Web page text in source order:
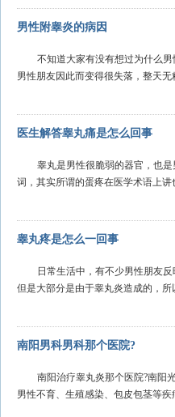
男性附睾炎的病因
不知道大家有没有想过为什么
男性朋友因此而变得很失落，整天
医生解答睾丸痛是怎么回事
睾丸是男性很脆弱的器官，也
词，其实所谓的蛋疼在医学术语上
睾丸疼是怎么一回事
日常生活中，有不少男性朋友
但是大部分是由于睾丸炎造成的，
南阳男科男科那个医院?
南阳治疗睾丸炎那个医院?南阳
男性不育、生殖感染、包皮包茎等